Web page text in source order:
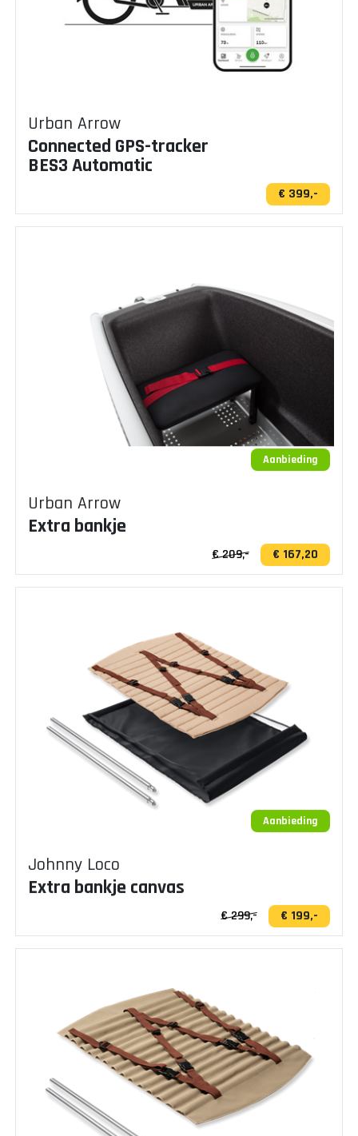
Urban Arrow
Connected GPS-tracker
BES3 Automatic
€ 399,-
Aanbieding
Urban Arrow
Extra bankje
€ 167,20
€ 209,-
Aanbieding
Johnny Loco
Extra bankje canvas
€ 199,-
€ 299,-